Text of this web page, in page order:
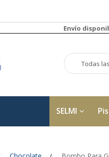
Envío
SELMI